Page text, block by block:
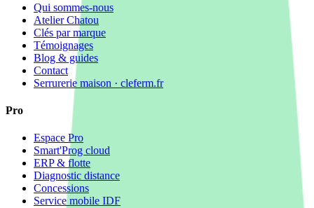
Qui sommes-nous
Atelier Chatou
Clés par marque
Témoignages
Blog & guides
Contact
Serrurerie maison · cleferm.fr
Pro
Espace Pro
Smart'Prog cloud
ERP & flotte
Diagnostic distance
Concessions
Service mobile IDF